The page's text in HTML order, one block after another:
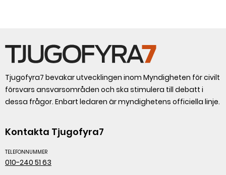
Tjugofyra7 bevakar utvecklingen inom Myndigheten för civilt
försvars ansvarsområden och ska stimulera till debatt i
dessa frågor. Enbart ledaren är myndighetens officiella linje.
Kontakta Tjugofyra7
TELEFONNUMMER
010-240 51 63